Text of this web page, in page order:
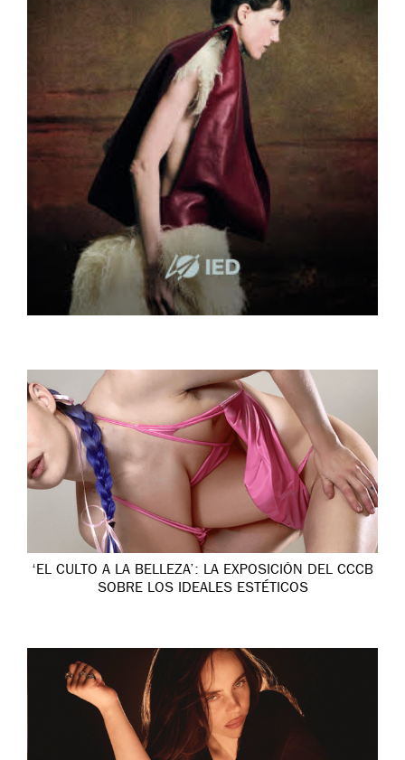
‘EL CULTO A LA BELLEZA’: LA EXPOSICIÓN DEL CCCB
SOBRE LOS IDEALES ESTÉTICOS